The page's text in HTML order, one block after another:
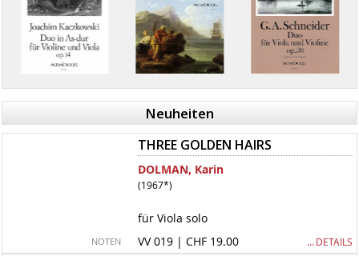
Neuheiten
THREE GOLDEN HAIRS
DOLMAN, Karin
(1967*)
für Viola solo
NOTEN VV 019 | CHF 19.00 … DETAILS